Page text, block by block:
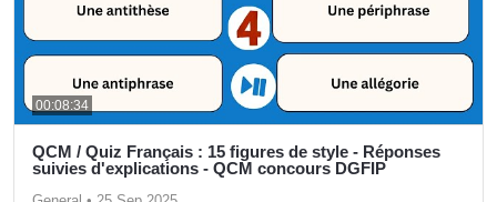
00:08:34
QCM / Quiz Français : 15 figures de style - Réponses
suivies d'explications - QCM concours DGFIP